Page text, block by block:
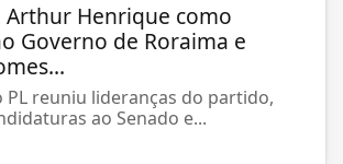
Arthur Henrique como
Governo de Roraima e
PL reuniu lideranças do partido,
ao Senado e...